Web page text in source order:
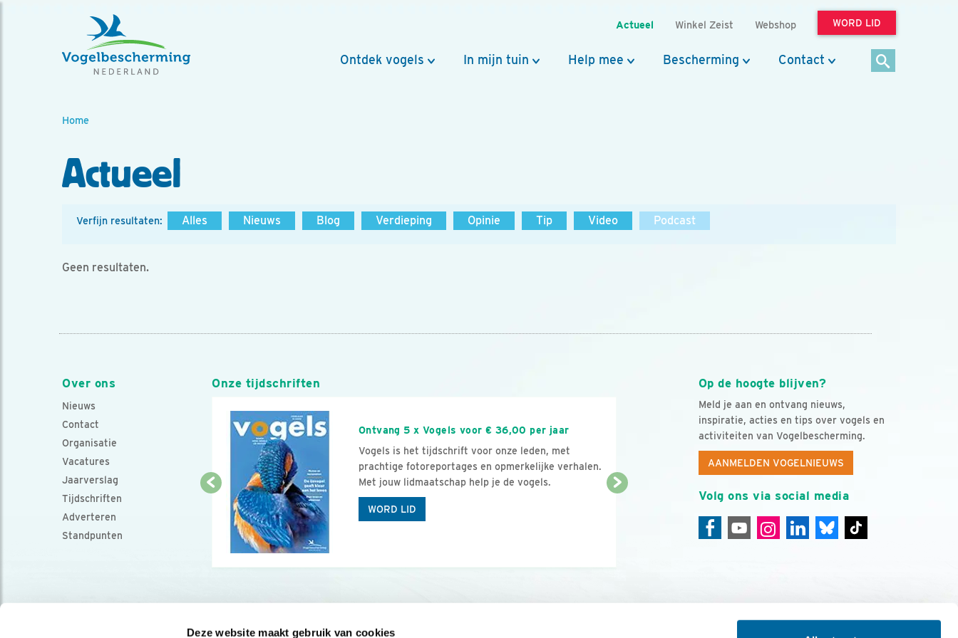
Deze website maakt gebruik van cookies
Actueel Winkel Zeist Webshop WORD LID
Ontdek vogels In mijn tuin Help mee Bescherming Contact
Home
Actueel
Verfijn resultaten: Alles Nieuws Blog Verdieping Opinie Tip Video Podcast
Geen resultaten.
Over ons
Nieuws
Contact
Organisatie
Vacatures
Jaarverslag
Tijdschriften
Adverteren
Standpunten
Op de hoogte blijven?
Meld je aan en ontvang nieuws,
inspiratie, acties en tips over vogels en
activiteiten van Vogelbescherming.
AANMELDEN VOGELNIEUWS
Volg ons via social media
Onze tijdschriften
Ontvang 5 x Vogels voor € 36,00 per jaar
Vogels is het tijdschrift voor onze leden, met
prachtige fotoreportages en opmerkelijke verhalen.
Met jouw lidmaatschap help je de vogels.
WORD LID